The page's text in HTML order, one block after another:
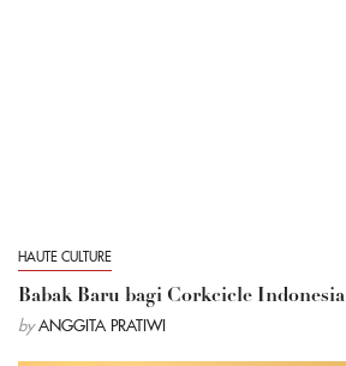
HAUTE CULTURE
Babak Baru bagi Corkcicle Indonesia
by ANGGITA PRATIWI